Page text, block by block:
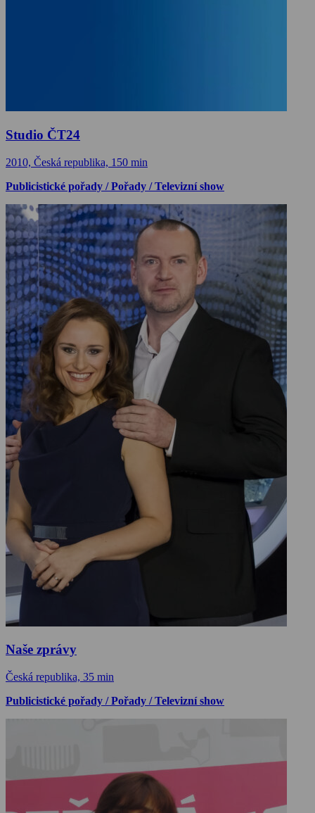
Studio ČT24
2010, Česká republika, 150 min
Publicistické pořady / Pořady / Televizní show
Naše zprávy
Česká republika, 35 min
Publicistické pořady / Pořady / Televizní show